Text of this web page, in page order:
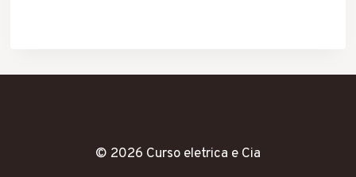
© 2026 Curso eletrica e Cia